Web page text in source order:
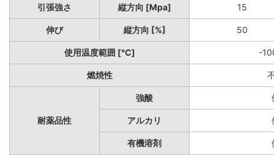
引張強さ 縦方向 [Mpa] 15
伸び 縦方向 [%] 50
使用温度範囲 [℃] -
燃焼性
耐薬品性
強酸
アルカリ
有機溶剤